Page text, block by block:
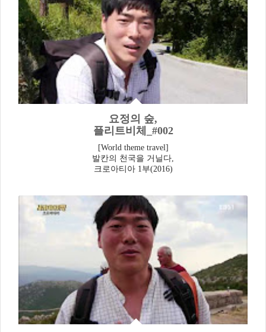
요정의 숲,
플리트비체_#002
[World theme travel]
발칸의 천국을 거닐다,
크로아티아 1부(2016)